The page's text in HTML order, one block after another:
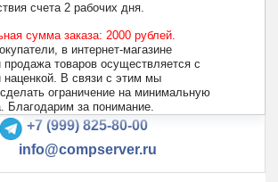
счета 2 рабочих дня.
сумма заказа: 2000 рублей.
в интернет-магазине
продажа товаров осуществляется с
наценкой. В связи с этим мы
ограничение на минимальную
Благодарим за понимание.
+7 (495) 223-13-47
+7 (999) 825-80-00
info@compserver.ru